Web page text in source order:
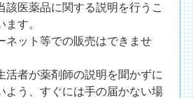
該医薬品に関する説明を行うこ
す。
ネット等での販売はできませ
活者が薬剤師の説明を聞かずに
よう、すぐには手の届かない場